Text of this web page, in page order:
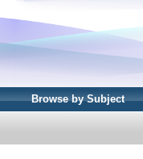
Browse by Subject